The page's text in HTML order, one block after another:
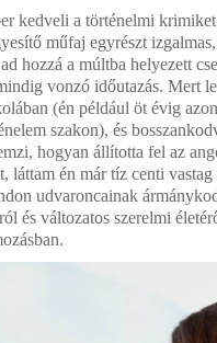
kedveli a történelmi
műfaj egyrészt
hozzá a múltba helyezett
vonzó időutazás. Mert
(én például öt évig
szakon), és
hogyan állította fel az
láttam én már tíz centi
udvaroncainak
és változatos szerelmi